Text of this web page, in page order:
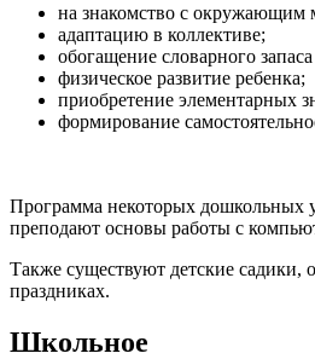
на знакомство с окружающим
адаптацию в коллективе;
обогащение словарного
физическое развитие ребенка;
приобретение элементарных
формирование
Программа некоторых дошкольных
преподают основы работы с
Также существуют детские садики,
праздниках.
Школьное